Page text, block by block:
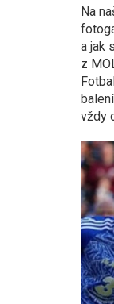
Na
a jak
z
vždy